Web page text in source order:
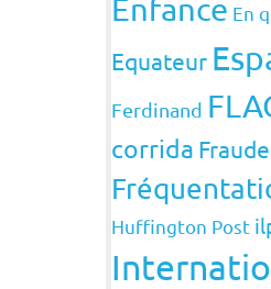
Enfance En
Equateur
Ferdinand
corrida
Huffington Post